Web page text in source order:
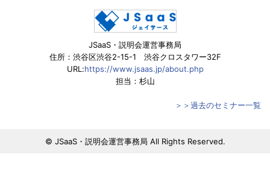
JSaaS・説明会運営事務局
住所：渋谷区渋谷2-15-1 渋谷クロスタワー32F
URL:https://www.jsaas.jp/about.php
担当：杉山
＞＞過去のセミナー一覧
© JSaaS・説明会運営事務局 All Rights Reserved.